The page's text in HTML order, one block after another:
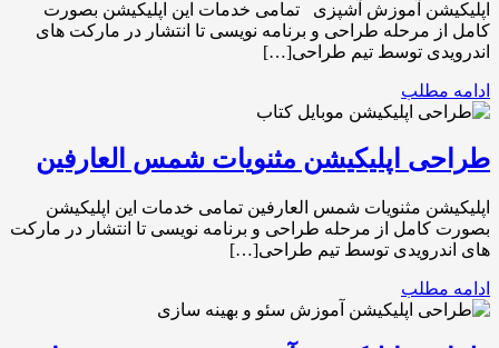
اپلیکیشن آموزش آشپزی تمامی خدمات این اپلیکیشن بصورت
کامل از مرحله طراحی و برنامه نویسی تا انتشار در مارکت های
اندرویدی توسط تیم طراحی[…]
ادامه مطلب
طراحی اپلیکیشن مثنویات شمس العارفین
اپلیکیشن مثنویات شمس العارفین تمامی خدمات این اپلیکیشن
بصورت کامل از مرحله طراحی و برنامه نویسی تا انتشار در مارکت
های اندرویدی توسط تیم طراحی[…]
ادامه مطلب